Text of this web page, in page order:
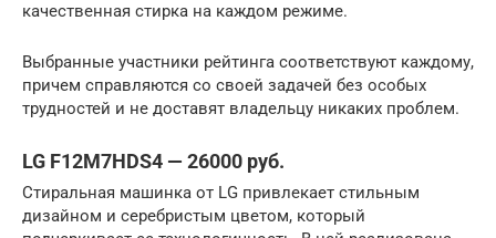
качественная стирка на каждом режиме.
Выбранные участники рейтинга соответствуют каждому,
причем справляются со своей задачей без особых
трудностей и не доставят владельцу никаких проблем.
LG F12M7HDS4 — 26000 руб.
Стиральная машинка от LG привлекает стильным
дизайном и серебристым цветом, который